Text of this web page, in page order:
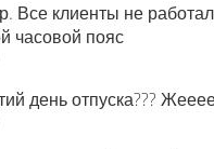
Все клиенты не
часовой пояс
день отпуска???